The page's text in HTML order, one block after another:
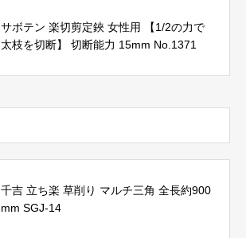
サボテン 楽切剪定鋏 女性用 【1/2の力で
太枝を切断】 切断能力 15mm No.1371
千吉 立ち楽 草削り マルチ三角 全長約900
mm SGJ-14